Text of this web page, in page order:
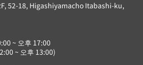
52-18, Higashiyamacho Itabashi-ku,
~ 오후 17:00
~ 오후 13:00)